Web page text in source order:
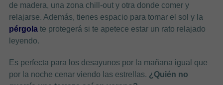
de madera, una zona chill-out y otra donde comer y
relajarse. Además, tienes espacio para tomar el sol y la
pérgola te protegerá si te apetece estar un rato relajado
leyendo.
Es perfecta para los desayunos por la mañana igual que
por la noche cenar viendo las estrellas. ¿Quién no